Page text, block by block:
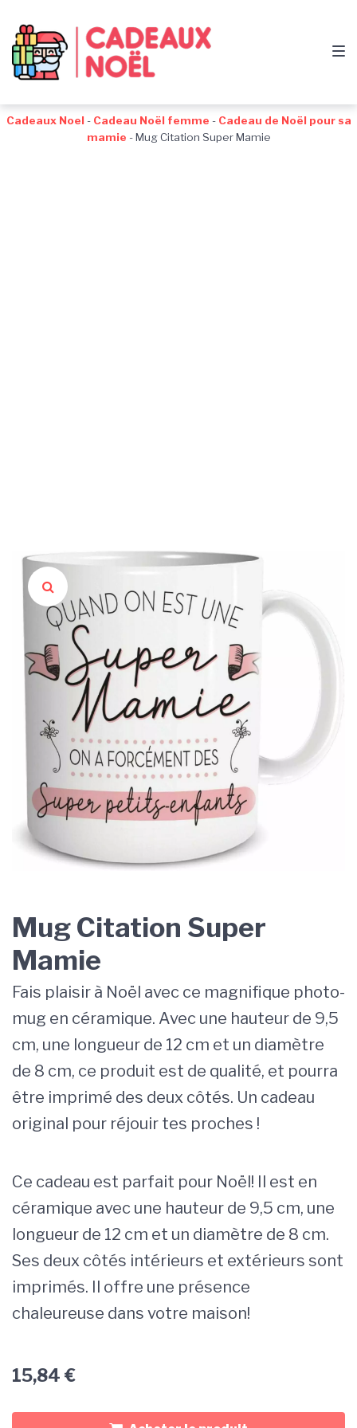
navigation
au
contenu
au
pied
de
Cadeaux Noel - Cadeau Noël femme - Cadeau de Noël pour sa
mamie -Mug Citation Super Mamie
Mug Citation Super
Mamie
Fais plaisir à Noël avec ce magnifique photo-
mug en céramique. Avec une hauteur de 9,5
cm, une longueur de 12 cm et un diamètre
de 8 cm, ce produit est de qualité, et pourra
être imprimé des deux côtés. Un cadeau
original pour réjouir tes proches !
Ce cadeau est parfait pour Noël! Il est en
céramique avec une hauteur de 9,5 cm, une
longueur de 12 cm et un diamètre de 8 cm.
Ses deux côtés intérieurs et extérieurs sont
imprimés. Il offre une présence
chaleureuse dans votre maison!
15,84 €